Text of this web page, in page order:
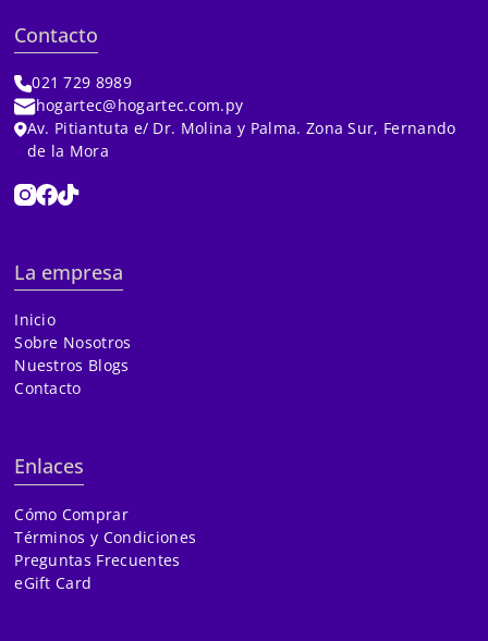
Contacto
021 729 8989
hogartec@hogartec.com.py
Av. Pitiantuta e/ Dr. Molina y Palma. Zona Sur, Fernando
de la Mora
La empresa
Inicio
Sobre Nosotros
Nuestros Blogs
Contacto
Enlaces
Cómo Comprar
Términos y Condiciones
Preguntas Frecuentes
eGift Card